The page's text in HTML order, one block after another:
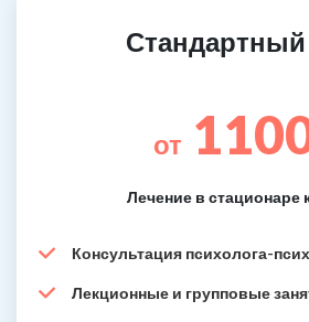
Стандартный
от
Лечение в стационаре
Консультация психолога-
Лекционные и групповые